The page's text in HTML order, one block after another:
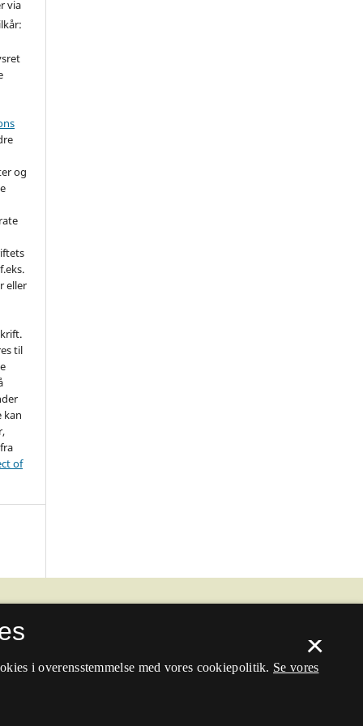
via
og
eller
til
kan
of
×
i overensstemmelse med vores cookiepolitik. Se vores